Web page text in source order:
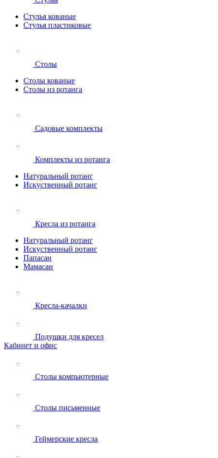
Стулья кованые
Стулья пластиковые
Столы
Столы кованые
Столы из ротанга
Садовые комплекты
Комплекты из ротанга
Натуральный ротанг
Искуственный ротанг
Кресла из ротанга
Натуральный ротанг
Искуственный ротанг
Папасан
Мамасан
Кресла-качалки
Подушки для кресел
Кабинет и офис
Столы компьютерные
Столы письменные
Геймерские кресла